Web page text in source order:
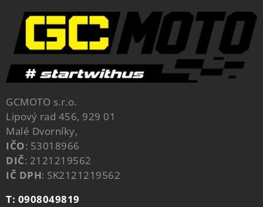
GCMOTO s.r.o.
Lipový rad 456, 929 01
Malé Dvorníky,
IČO: 53018966
DIČ: 2121219562
IČ DPH: SK2121219562
T: 0908049819